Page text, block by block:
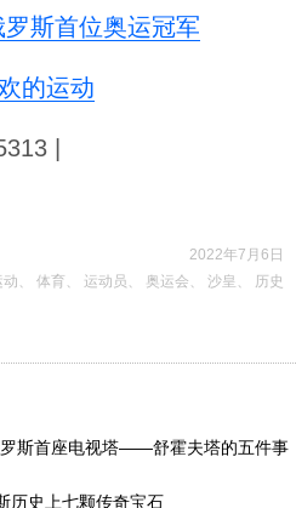
斯首位奥运冠军
的运动
|
2022年7月6日
动 、 体育 、 运动员 、 奥运会 、 沙皇 、 历史
斯首座电视塔——舒霍夫塔的五件事
历史上七颗传奇宝石